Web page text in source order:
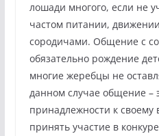
лошади многого, если не
частом питании,
сородичами. Общение с
обязательно рождение
многие жеребцы не
данном случае общение –
принадлежности к своему
принять участие в